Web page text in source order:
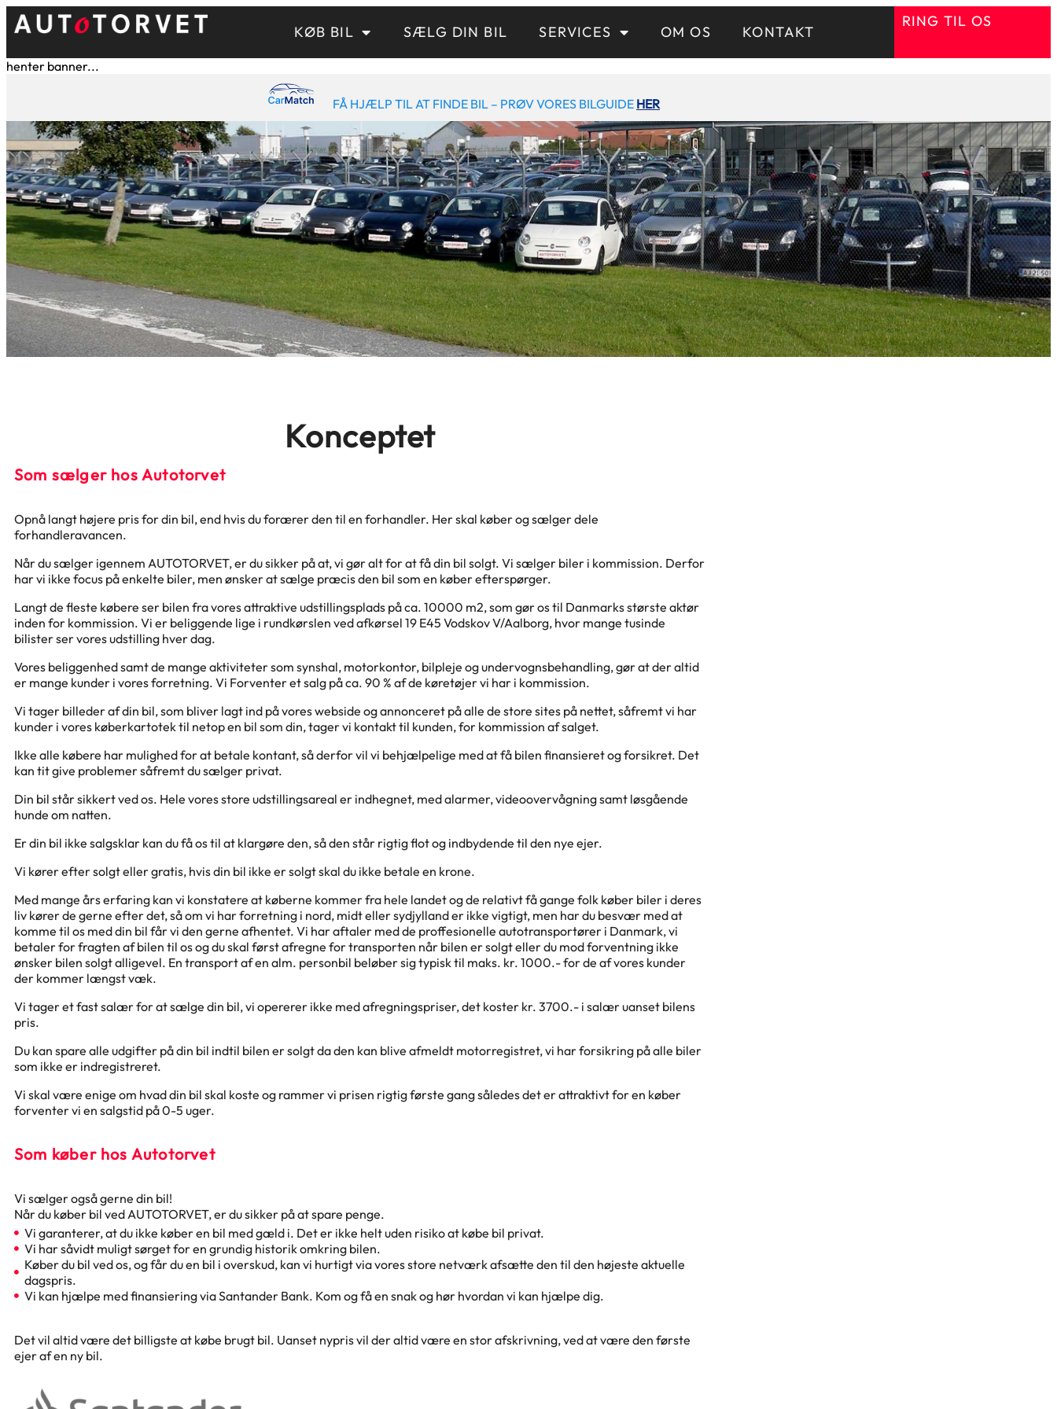
KØB BIL SÆLG DIN BIL SERVICES OM OS KONTAKT
RING TIL OS
henter banner...
FÅ HJÆLP TIL AT FINDE BIL – PRØV VORES BILGUIDE HER
Konceptet
Som sælger hos Autotorvet
Opnå langt højere pris for din bil, end hvis du forærer den til en forhandler. Her skal køber og sælger dele
forhandleravancen.
Når du sælger igennem AUTOTORVET, er du sikker på at, vi gør alt for at få din bil solgt. Vi sælger biler i kommission. Derfor
har vi ikke focus på enkelte biler, men ønsker at sælge præcis den bil som en køber efterspørger.
Langt de fleste købere ser bilen fra vores attraktive udstillingsplads på ca. 10000 m2, som gør os til Danmarks største aktør
inden for kommission. Vi er beliggende lige i rundkørslen ved afkørsel 19 E45 Vodskov V/Aalborg, hvor mange tusinde
bilister ser vores udstilling hver dag.
Vores beliggenhed samt de mange aktiviteter som synshal, motorkontor, bilpleje og undervognsbehandling, gør at der altid
er mange kunder i vores forretning. Vi Forventer et salg på ca. 90 % af de køretøjer vi har i kommission.
Vi tager billeder af din bil, som bliver lagt ind på vores webside og annonceret på alle de store sites på nettet, såfremt vi har
kunder i vores køberkartotek til netop en bil som din, tager vi kontakt til kunden, for kommission af salget.
Ikke alle købere har mulighed for at betale kontant, så derfor vil vi behjælpelige med at få bilen finansieret og forsikret. Det
kan tit give problemer såfremt du sælger privat.
Din bil står sikkert ved os. Hele vores store udstillingsareal er indhegnet, med alarmer, videoovervågning samt løsgående
hunde om natten.
Er din bil ikke salgsklar kan du få os til at klargøre den, så den står rigtig flot og indbydende til den nye ejer.
Vi kører efter solgt eller gratis, hvis din bil ikke er solgt skal du ikke betale en krone.
Med mange års erfaring kan vi konstatere at køberne kommer fra hele landet og de relativt få gange folk køber biler i deres
liv kører de gerne efter det, så om vi har forretning i nord, midt eller sydjylland er ikke vigtigt, men har du besvær med at
komme til os med din bil får vi den gerne afhentet. Vi har aftaler med de proffesionelle autotransportører i Danmark, vi
betaler for fragten af bilen til os og du skal først afregne for transporten når bilen er solgt eller du mod forventning ikke
ønsker bilen solgt alligevel. En transport af en alm. personbil beløber sig typisk til maks. kr. 1000.- for de af vores kunder
der kommer længst væk.
Vi tager et fast salær for at sælge din bil, vi opererer ikke med afregningspriser, det koster kr. 3700.- i salær uanset bilens
pris.
Du kan spare alle udgifter på din bil indtil bilen er solgt da den kan blive afmeldt motorregistret, vi har forsikring på alle biler
som ikke er indregistreret.
Vi skal være enige om hvad din bil skal koste og rammer vi prisen rigtig første gang således det er attraktivt for en køber
forventer vi en salgstid på 0-5 uger.
Som køber hos Autotorvet
Vi sælger også gerne din bil!
Når du køber bil ved AUTOTORVET, er du sikker på at spare penge.
Vi garanterer, at du ikke køber en bil med gæld i. Det er ikke helt uden risiko at købe bil privat.
Vi har såvidt muligt sørget for en grundig historik omkring bilen.
Køber du bil ved os, og får du en bil i overskud, kan vi hurtigt via vores store netværk afsætte den til den højeste aktuelle
dagspris.
Vi kan hjælpe med finansiering via Santander Bank. Kom og få en snak og hør hvordan vi kan hjælpe dig.
Det vil altid være det billigste at købe brugt bil. Uanset nypris vil der altid være en stor afskrivning, ved at være den første
ejer af en ny bil.